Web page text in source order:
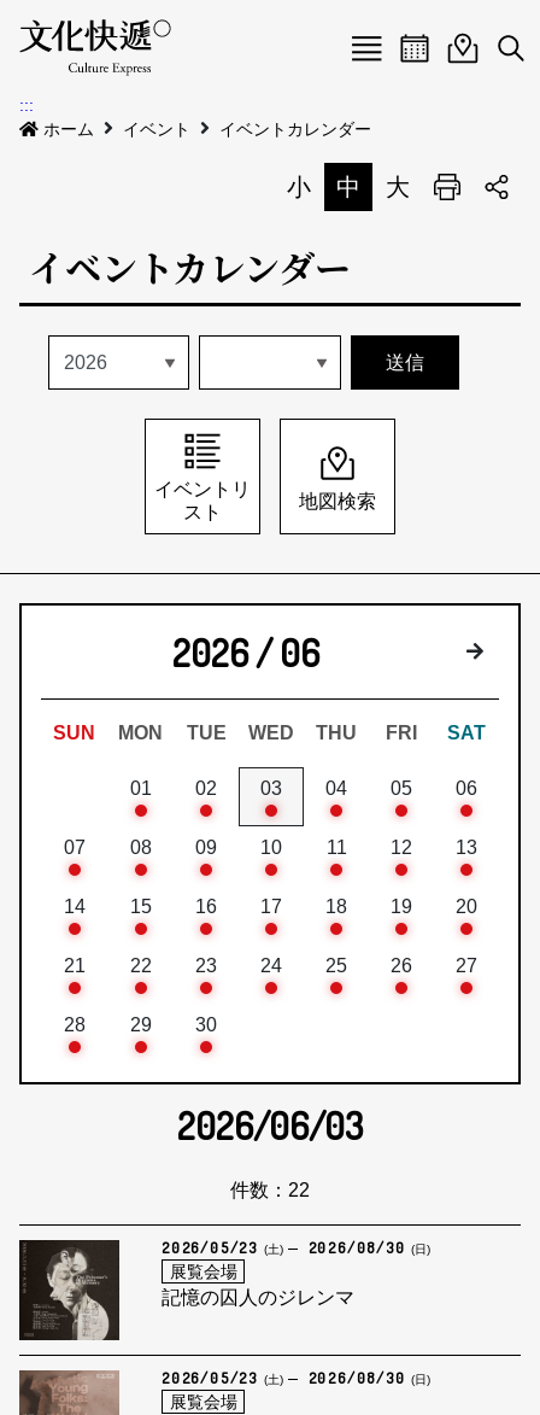
Menu
新着公告
会場地図
イベントリスト
イベントカレンダー
私たちについて
私たちについて
サイトマップ
中文
イベントカレ
イベン検
:::
ホーム
イベント イベントカレンダー
小 中 大 印刷
イベントカレンダー
イベントリ
スト
地図検索
2026 / 06 来月
SUN MON TUE WED THU FRI SAT
01 02 03 04 05 06
07 08 09 10 11 12 13
14 15 16 17 18 19 20
21 22 23 24 25 26 27
28 29 30
2026/06/03
件数：22
2026/05/23 (土) 2026/08/30(日)
展覧会場
記憶の囚人のジレンマ
2026/05/23 (土) 2026/08/30(日)
展覧会場